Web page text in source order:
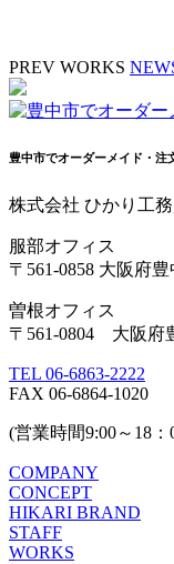
PREV WORKS
豊中市でオーダーメイド・注
株式会社 ひかり工
服部オフィス
〒561-0858 大阪府
曽根オフィス
〒561-0804 大阪府
TEL 06-6863-2222
FAX 06-6864-1020
(営業時間9:00～18
COMPANY
CONCEPT
HIKARI BRAND
STAFF
WORKS